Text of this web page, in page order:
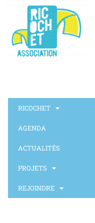
RICOCHET
AGENDA
ACTUALITÉS
PROJETS
REJOINDRE